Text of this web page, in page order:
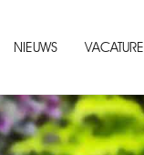
NIEUWS VACATURE